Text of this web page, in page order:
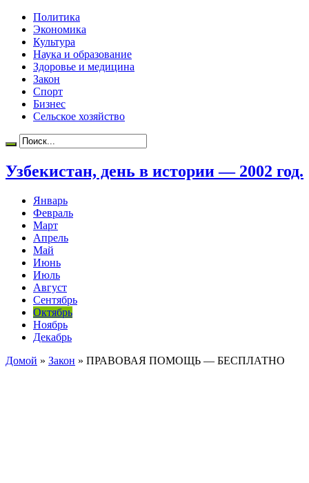
Политика
Экономика
Культура
Наука и образование
Здоровье и медицина
Закон
Спорт
Бизнес
Сельское хозяйство
Узбекистан, день в истории — 2002 год.
Январь
Февраль
Март
Апрель
Май
Июнь
Июль
Август
Сентябрь
Октябрь
Ноябрь
Декабрь
Домой » Закон » ПРАВОВАЯ ПОМОЩЬ — БЕСПЛАТНО